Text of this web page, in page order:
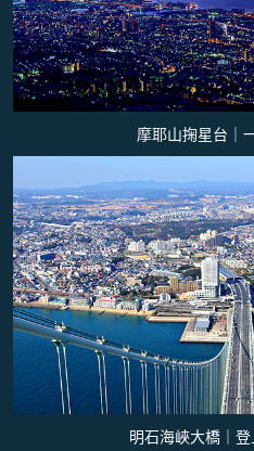
摩耶山掬星台｜
明石海峽大橋｜